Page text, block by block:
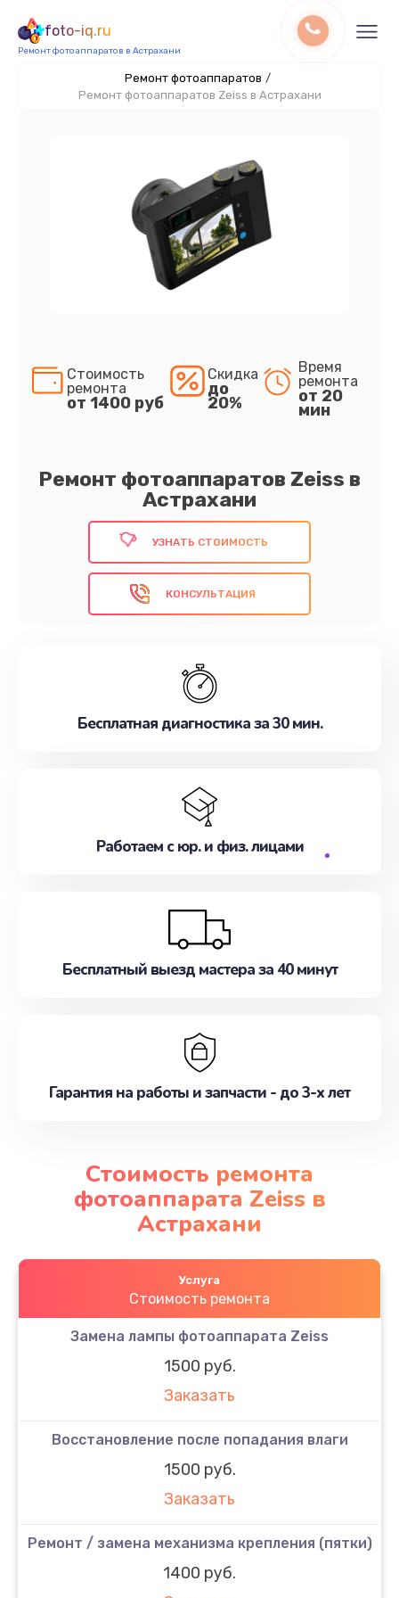
foto-iq.ru
Ремонт фотоаппаратов в Астрахани
Ремонт фотоаппаратов /
Ремонт фотоаппаратов Zeiss в Астрахани
Ремонт фотоаппаратов Zeiss в
Астрахани
Стоимость
ремонта
от 1400 руб
Скидка
до
20%
Время
ремонта
от 20
мин
УЗНАТЬ СТОИМОСТЬ
КОНСУЛЬТАЦИЯ
Бесплатная диагностика за 30 мин.
Работаем с юр. и физ. лицами
Бесплатный выезд мастера за 40 минут
Гарантия на работы и запчасти - до 3-х лет
Стоимость ремонта
фотоаппарата Zeiss в
Астрахани
Услуга
Стоимость ремонта
Замена лампы фотоаппарата Zeiss
1500 руб.
Заказать
Восстановление после попадания влаги
1500 руб.
Заказать
Ремонт / замена механизма крепления (пятки)
1400 руб.